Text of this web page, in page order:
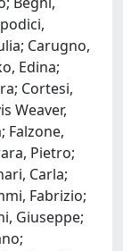
Carugno,
Edina;
Cortesi,
Weaver,
Falzone,
Pietro;
Carla;
Fabrizio;
Giuseppe;